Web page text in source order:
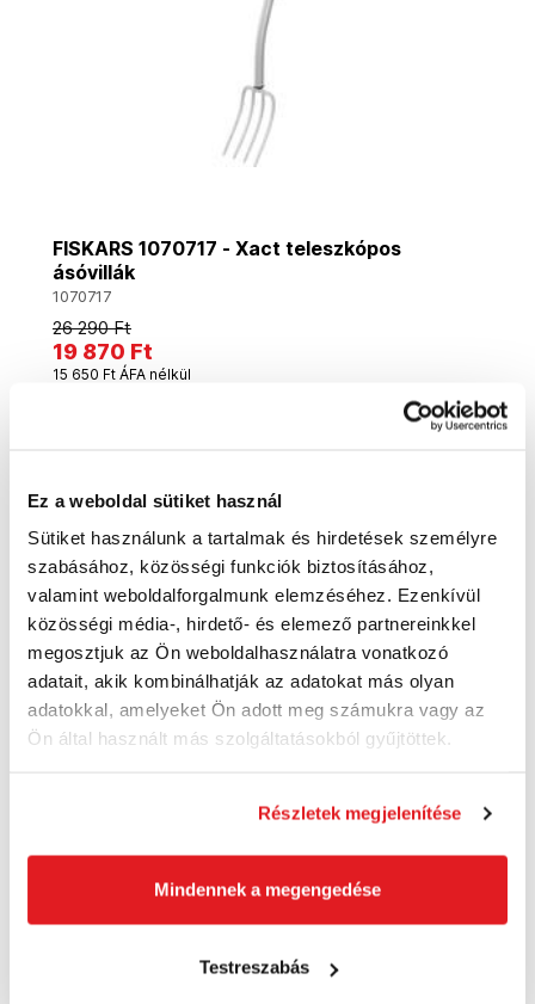
Ez a weboldal sütiket használ
Sütiket használunk a tartalmak és hirdetések személyre
szabásához, közösségi funkciók biztosításához,
valamint weboldalforgalmunk elemzéséhez. Ezenkívül
közösségi média-, hirdető- és elemező partnereinkkel
megosztjuk az Ön weboldalhasználatra vonatkozó
adatait, akik kombinálhatják az adatokat más olyan
adatokkal, amelyeket Ön adott meg számukra vagy az
Ön által használt más szolgáltatásokból gyűjtöttek.
Részletek megjelenítése
Mindennek a megengedése
Testreszabás
FISKARS 1070717 - Xact teleszkópos
ásóvillák
1070717
26 290 Ft
19 870 Ft
15 650 Ft ÁFA nélkül
Akció